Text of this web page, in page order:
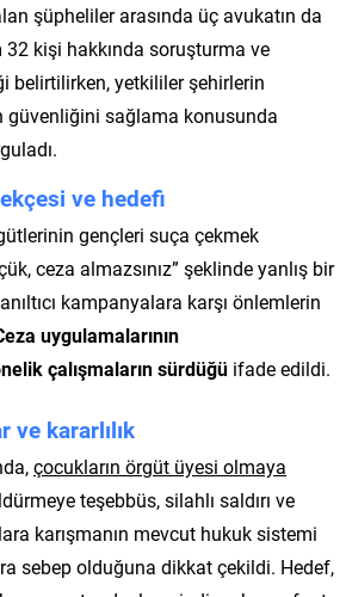
şüpheliler arasında üç avukatın da
kişi hakkında soruşturma ve
belirtilirken, yetkililer şehirlerin
güvenliğini sağlama konusunda
ve hedefi
gençleri suça çekmek
ceza almazsınız” şeklinde yanlış bir
kampanyalara karşı önlemlerin
uygulamalarının
çalışmaların sürdüğü ifade edildi.
ve kararlılık
çocukların örgüt üyesi olmaya
teşebbüs, silahlı saldırı ve
karışmanın mevcut hukuk sistemi
sebep olduğuna dikkat çekildi. Hedef,